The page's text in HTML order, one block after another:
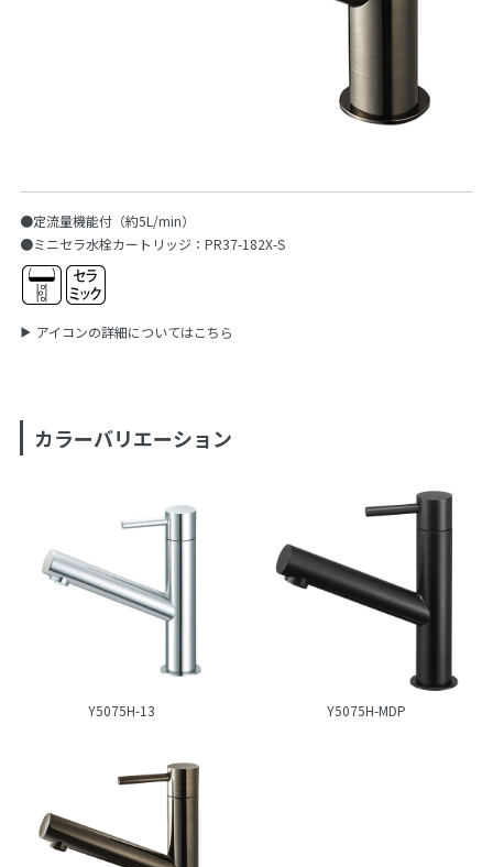
●定流量機能付（約5L/min）
●ミニセラ水栓カートリッジ：PR37-182X-S
アイコンの詳細についてはこちら
カラーバリエーション
Y5075H-13 Y5075H-MDP